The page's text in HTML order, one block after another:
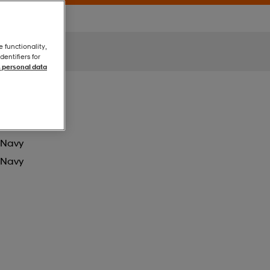
Navy
Navy
functionality,
for
personal data